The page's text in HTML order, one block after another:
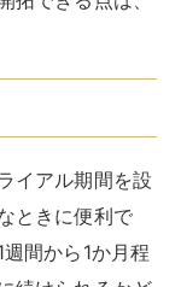
いコンテンツだ
配信サービスで
ってください。
料金が発生して